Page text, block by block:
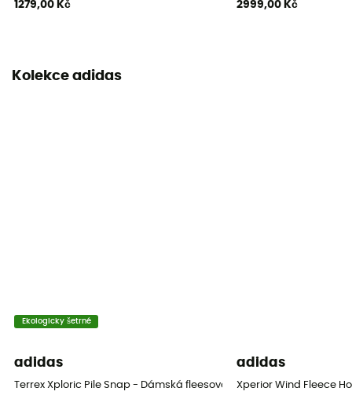
1279,00 Kč 2999,00 Kč
Kolekce adidas
Ekologicky šetrné
adidas
Terrex Xploric Pile Snap - Dámská fleesová mikina
adidas
Xperior Wind Fleece